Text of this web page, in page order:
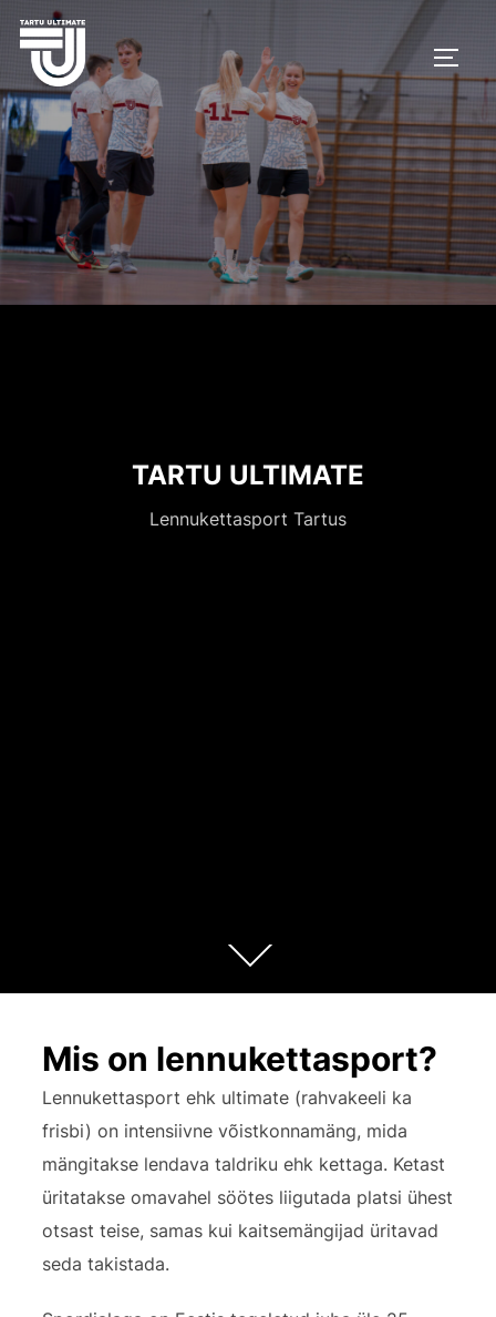
Skip
content
TARTU ULTIMATE
Lennukettasport Tartus
Scroll
down
content
Mis on lennukettasport?
Lennukettasport ehk ultimate (rahvakeeli ka
frisbi) on intensiivne võistkonnamäng, mida
mängitakse lendava taldriku ehk kettaga. Ketast
üritatakse omavahel söötes liigutada platsi ühest
otsast teise, samas kui kaitsemängijad üritavad
seda takistada.